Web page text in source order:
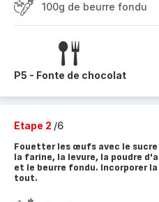
100g de beurre fondu
P5 - Fonte de chocolat
Etape 2 /6
Fouetter les œufs avec le
la farine, la levure, la poudre
et le beurre fondu. Incorporer
tout.